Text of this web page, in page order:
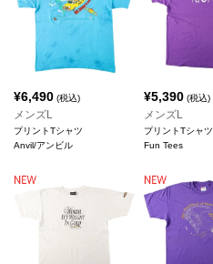
¥6,490 (税込)
メンズL
プリントTシャツ
Anvil/アンビル
¥5,390(税込)
メンズL
プリントTシャツ
Fun Tees